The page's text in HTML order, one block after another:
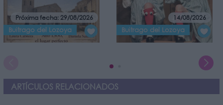
Próxima fecha: 29/08/2026
Buitrago del Lozoya
14/08/2026
Buitrago del Lozoya
ARTÍCULOS RELACIONADOS